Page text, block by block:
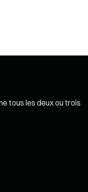
tous les deux ou trois